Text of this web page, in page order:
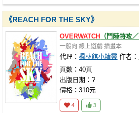
《REACH FOR THE SKY》
OVERWATCH （鬥陣特攻
一般向 線上遊戲 插畫本
代理：楓林館小精靈 作者：
頁數：40頁
出版日期：?
價格：310元
4 3